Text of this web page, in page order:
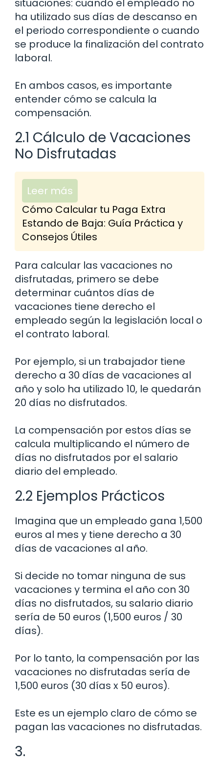
situaciones: cuando el empleado no
ha utilizado sus días de descanso en
el periodo correspondiente o cuando
se produce la finalización del contrato
laboral.
En ambos casos, es importante
entender cómo se calcula la
compensación.
2.1 Cálculo de Vacaciones
No Disfrutadas
Leer más
Cómo Calcular tu Paga Extra
Estando de Baja: Guía Práctica y
Consejos Útiles
Para calcular las vacaciones no
disfrutadas, primero se debe
determinar cuántos días de
vacaciones tiene derecho el
empleado según la legislación local o
el contrato laboral.
Por ejemplo, si un trabajador tiene
derecho a 30 días de vacaciones al
año y solo ha utilizado 10, le quedarán
20 días no disfrutados.
La compensación por estos días se
calcula multiplicando el número de
días no disfrutados por el salario
diario del empleado.
2.2 Ejemplos Prácticos
Imagina que un empleado gana 1,500
euros al mes y tiene derecho a 30
días de vacaciones al año.
Si decide no tomar ninguna de sus
vacaciones y termina el año con 30
días no disfrutados, su salario diario
sería de 50 euros (1,500 euros / 30
días).
Por lo tanto, la compensación por las
vacaciones no disfrutadas sería de
1,500 euros (30 días x 50 euros).
Este es un ejemplo claro de cómo se
pagan las vacaciones no disfrutadas.
3.